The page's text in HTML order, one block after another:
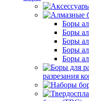
Боры
Боры
Боры
Боры
Боры
разрезания